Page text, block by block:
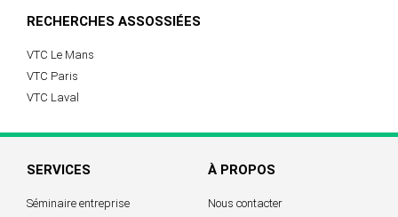
RECHERCHES ASSOSSIÉES
VTC Le Mans
VTC Paris
VTC Laval
SERVICES
Séminaire entreprise
À PROPOS
Nous contacter